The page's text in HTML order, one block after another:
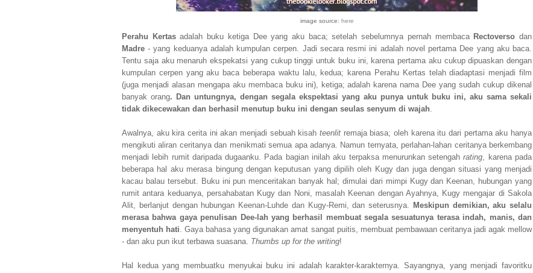
image source: here
Perahu Kertasadalah buku ketiga Dee yang aku baca; setelah sebelumnya pernah membaca Rectoverso dan
Madre - yang keduanya adalah kumpulan cerpen. Jadi secara resmi ini adalah novel pertama Dee yang aku baca.
Tentu saja aku menaruh ekspekatsi yang cukup tinggi untuk buku ini, karena pertama aku cukup dipuaskan dengan
kumpulan cerpen yang aku baca beberapa waktu lalu, kedua; karena Perahu Kertas telah diadaptasi menjadi film
(juga menjadi alasan mengapa aku membaca buku ini), ketiga; adalah karena nama Dee yang sudah cukup dikenal
banyak orang. Dan untungnya, dengan segala ekspektasi yang aku punya untuk buku ini, aku sama sekali
tidak dikecewakan dan berhasil menutup buku ini dengan seulas senyum di wajah.
Awalnya, aku kira cerita ini akan menjadi sebuah kisah teenlit remaja biasa; oleh karena itu dari pertama aku hanya
mengikuti aliran ceritanya dan menikmati semua apa adanya. Namun ternyata, perlahan-lahan ceritanya berkembang
menjadi lebih rumit daripada dugaanku. Pada bagian inilah aku terpaksa menurunkan setengahrating, karena pada
beberapa hal aku merasa bingung dengan keputusan yang dipilih oleh Kugy dan juga dengan situasi yang menjadi
kacau balau tersebut. Buku ini pun menceritakan banyak hal; dimulai dari mimpi Kugy dan Keenan, hubungan yang
rumit antara keduanya, persahabatan Kugy dan Noni, masalah Keenan dengan Ayahnya, Kugy mengajar di Sakola
Alit, berlanjut dengan hubungan Keenan-Luhde dan Kugy-Remi, dan seterusnya.
Meskipun demikian, aku selalu
merasa bahwa gaya penulisan Dee-lah yang berhasil membuat segala sesuatunya terasa indah, manis, dan
menyentuh hati. Gaya bahasa yang digunakan amat sangat puitis, membuat pembawaan ceritanya jadi agak mellow
- dan aku pun ikut terbawa suasana. Thumbs up for the writing!
Hal kedua yang membuatku menyukai buku ini adalah karakter-karakternya. Sayangnya, yang menjadi favoritku